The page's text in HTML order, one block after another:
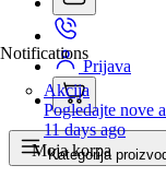
Notifications
Akcija
Pogledajte nove
11 days ago
Prijava
Moja korpa
Kategorija